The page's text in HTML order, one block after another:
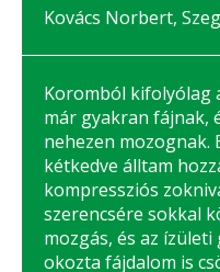
Kovács Norbert,
Koromból kifolyólag
már gyakran fájnak,
nehezen mozognak.
kétkedve álltam
kompressziós
szerencsére sokkal
mozgás, és az ízületi
okozta fájdalom is